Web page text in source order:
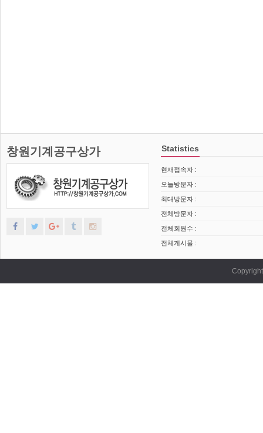
창원기계공구상가 Statistics
현재접속자 :
오늘방문자 :
최대방문자 :
전체방문자 :
전체회원수 :
전체게시물 :